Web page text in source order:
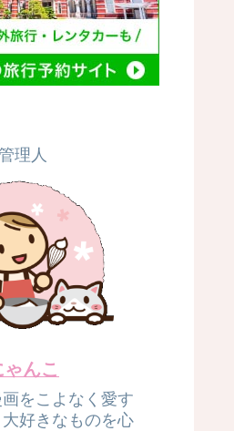
理人
ゃんこ
をこよなく愛す
好きなものを心